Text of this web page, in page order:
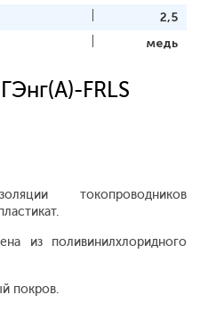
2,5
медь
FRLS
токопроводников
из поливинилхлоридного
покров.